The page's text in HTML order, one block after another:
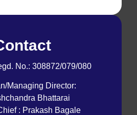
No.: 308872/079/080
Managing Director:
Bhattarai
: Prakash Bagale